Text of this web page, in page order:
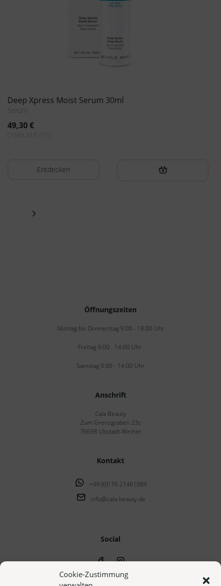
Cookie-Zustimmung
Deep Xpress Hydro Mask
Entdecken
Öffnungszeiten
Montag bis Donnerstag 9:00 - 18:00 Uhr
Freitag 9:00 - 14:00 Uhr
Samstag 9:00 - 14:00 Uhr
Anschrift
Cala Beauty
Zum Grenzgraben 23c
76698 Ubstadt-Weiher
Kontakt
+49 (0)176 21461089
info@cala-beauty.de
Social